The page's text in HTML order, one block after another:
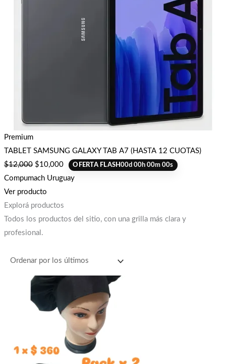
Premium
TABLET SAMSUNG GALAXY TAB A7 (HASTA 12 CUOTAS)
$12,000 $10,000 OFERTA FLASH00d00h00m00s
Compumach Uruguay
Ver producto
Explorá productos
Todos los productos del sitio, con una grilla más clara y
profesional.